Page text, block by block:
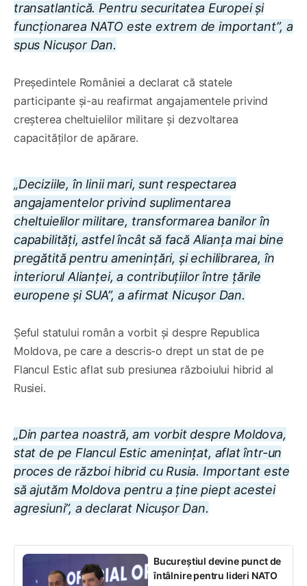
transatlantică. Pentru securitatea Europei și
funcționarea NATO este extrem de important”, a
spus Nicușor Dan.
Președintele României a declarat că statele
participante și-au reafirmat angajamentele privind
creșterea cheltuielilor militare și dezvoltarea
capacităților de apărare.
„Deciziile, în linii mari, sunt respectarea
angajamentelor privind suplimentarea
cheltuielilor militare, transformarea banilor în
capabilități, astfel încât să facă Alianța mai bine
pregătită pentru amenințări, și echilibrarea, în
interiorul Alianței, a contribuțiilor între țările
europene și SUA”, a afirmat Nicușor Dan.
Șeful statului român a vorbit și despre Republica
Moldova, pe care a descris-o drept un stat de pe
Flancul Estic aflat sub presiunea războiului hibrid al
Rusiei.
„Din partea noastră, am vorbit despre Moldova,
stat de pe Flancul Estic amenințat, aflat într-un
proces de război hibrid cu Rusia. Important este
să ajutăm Moldova pentru a ține piept acestei
agresiuni”, a declarat Nicușor Dan.
Bucureștiul devine punct de
întâlnire pentru lideri NATO